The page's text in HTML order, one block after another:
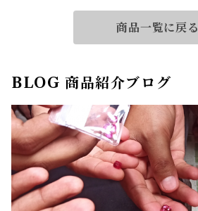
商品一覧に戻る
BLOG 商品紹介ブログ